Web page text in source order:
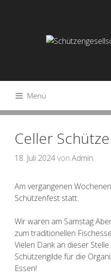
Menü
Celler
18. Juli 2024von Admin
Am vergangenen
Schützenfest statt.
Wir waren am Samstag
zum traditionellen
Vielen Dank an dieser
Schützengilde für die
Essen!